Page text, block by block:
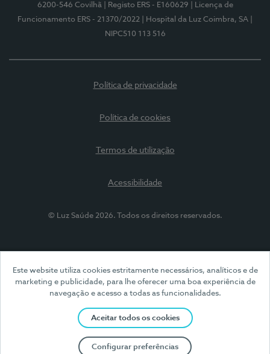
Este website utiliza cookies estritamente necessários, analíticos e de
marketing e publicidade, para lhe oferecer uma boa experiência de
navegação e acesso a todas as funcionalidades.
Aceitar todos os cookies
Configurar preferências
6200-546 Covilhã
| Registo ERS - E160629
| Licença de
Funcionamento ERS - 21370/2022
| Hospital da Luz Coimbra, SA
NIPC510 113 516
Política de privacidade
Política de cookies
Termos de utilização
Acessibilidade
© Luz Saúde 2026. Todos os direitos reservados.